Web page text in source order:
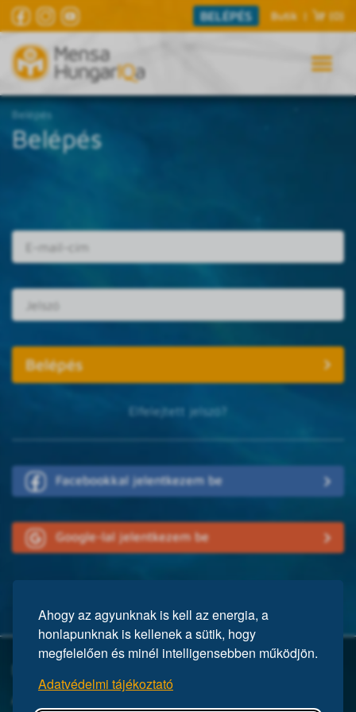
Ahogy az agyunknak is kell az energia, a
honlapunknak is kellenek a sütik, hogy
megfelelően és minél intelligensebben működjön.
Adatvédelmi tájékoztató
BELÉPÉS Butik | (0)
Belépés
Belépés
Elfelejtett jelszó?
Facebookkal jelentkezem be
Google-lal jelentkezem be
A Mensa egy nemzetközi egyesület, közel 150 ezer taggal a világ